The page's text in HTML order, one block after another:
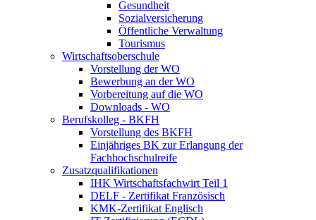
Gesundheit
Sozialversicherung
Öffentliche Verwaltung
Tourismus
Wirtschaftsoberschule
Vorstellung der WO
Bewerbung an der WO
Vorbereitung auf die WO
Downloads - WO
Berufskolleg - BKFH
Vorstellung des BKFH
Einjähriges BK zur Erlangung der
Fachhochschulreife
Zusatzqualifikationen
IHK Wirtschaftsfachwirt Teil 1
DELF - Zertifikat Französisch
KMK-Zertifikat Englisch